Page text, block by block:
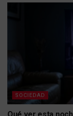
SOCIEDAD